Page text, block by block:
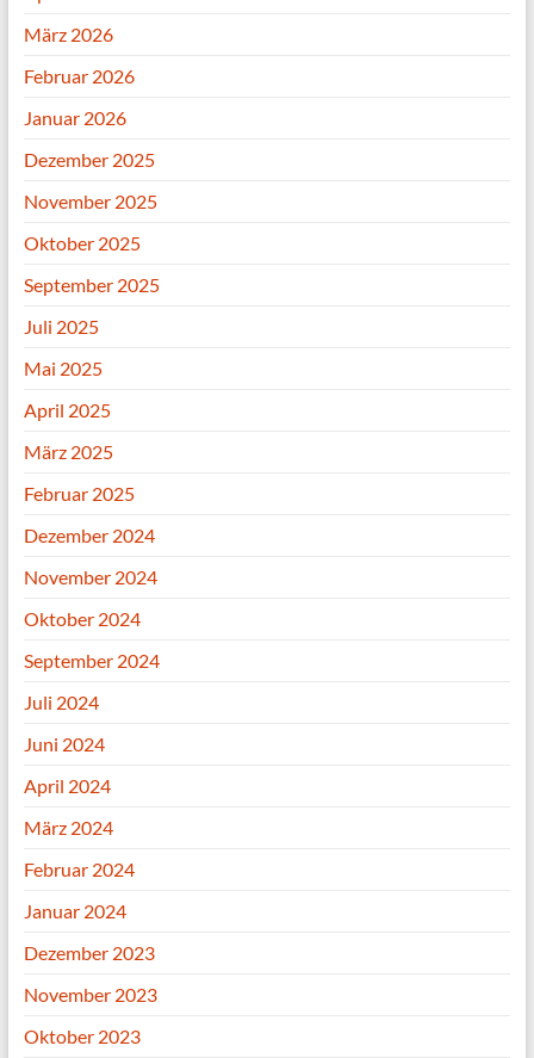
März 2026
Februar 2026
Januar 2026
Dezember 2025
November 2025
Oktober 2025
September 2025
Juli 2025
Mai 2025
April 2025
März 2025
Februar 2025
Dezember 2024
November 2024
Oktober 2024
September 2024
Juli 2024
Juni 2024
April 2024
März 2024
Februar 2024
Januar 2024
Dezember 2023
November 2023
Oktober 2023